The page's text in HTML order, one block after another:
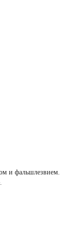
и фальшлезвием.